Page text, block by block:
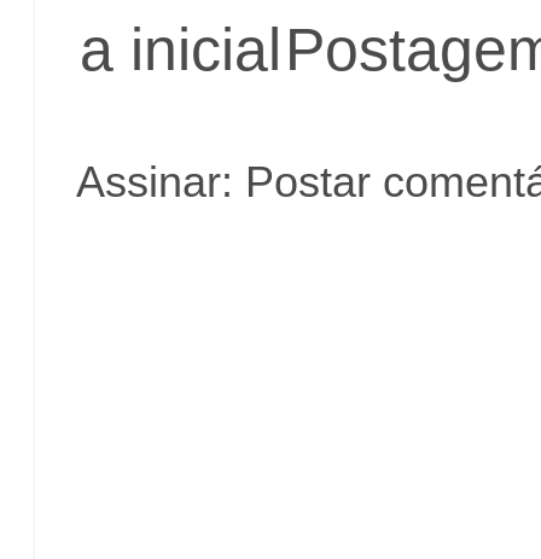
a inicial
Assinar: Postar